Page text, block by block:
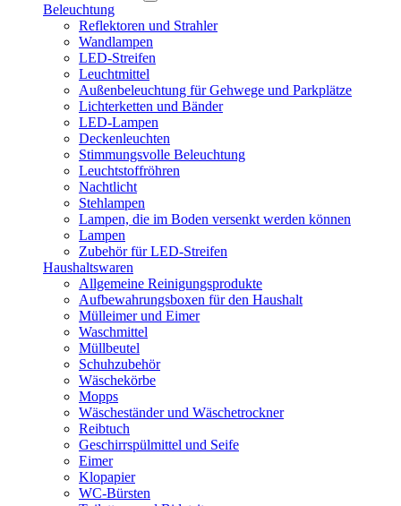
Beleuchtung
Reflektoren und Strahler
Wandlampen
LED-Streifen
Leuchtmittel
Außenbeleuchtung für Gehwege und Parkplätze
Lichterketten und Bänder
LED-Lampen
Deckenleuchten
Stimmungsvolle Beleuchtung
Leuchtstoffröhren
Nachtlicht
Stehlampen
Lampen, die im Boden versenkt werden können
Lampen
Zubehör für LED-Streifen
Haushaltswaren
Allgemeine Reinigungsprodukte
Aufbewahrungsboxen für den Haushalt
Mülleimer und Eimer
Waschmittel
Müllbeutel
Schuhzubehör
Wäschekörbe
Mopps
Wäscheständer und Wäschetrockner
Reibtuch
Geschirrspülmittel und Seife
Eimer
Klopapier
WC-Bürsten